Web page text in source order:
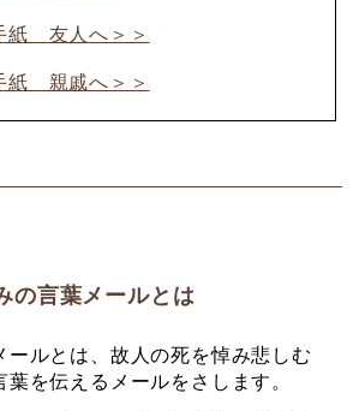
紙 友人へ＞＞
紙 親戚へ＞＞
の言葉メールとは
ールとは、故人の死を悼み悲しむ
を伝えるメールをさします。